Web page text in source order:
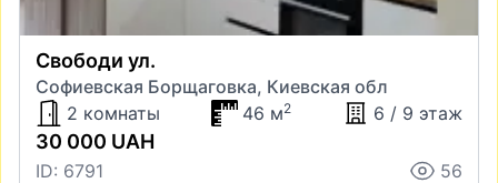
Свободи ул.
Софиевская Борщаговка, Киевская обл
2 комнаты
46 м2 6 / 9 этаж
30 000 UAH
ID: 6791
56